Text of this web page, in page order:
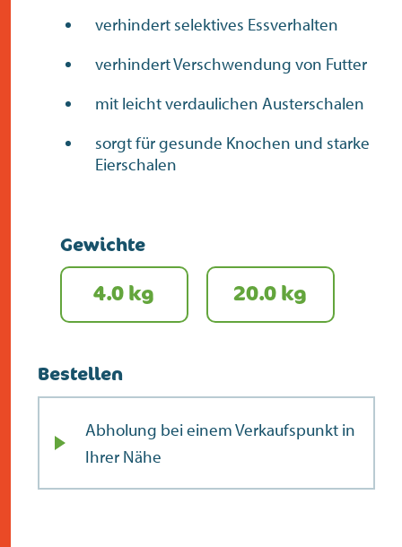
verhindert selektives Essverhalten
verhindert Verschwendung von Futter
mit leicht verdaulichen Austerschalen
sorgt für gesunde Knochen und starke
Eierschalen
Gewichte
4.0 kg 20.0 kg
Bestellen
Abholung bei einem Verkaufspunkt in
Ihrer Nähe